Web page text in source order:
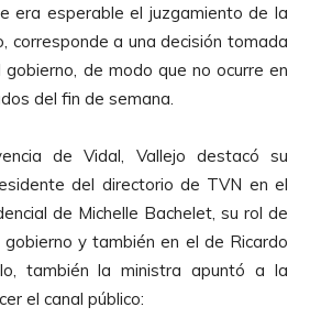
era esperable el juzgamiento de la
corresponde a una decisión tomada
de modo que no ocurre en
del fin de semana.
de Vidal, Vallejo destacó su
del directorio de TVN en el
de Michelle Bachelet, su rol de
y también en el de Ricardo
también la ministra apuntó a la
el canal público: